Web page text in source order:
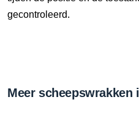
gecontroleerd.
Meer scheepswrakken